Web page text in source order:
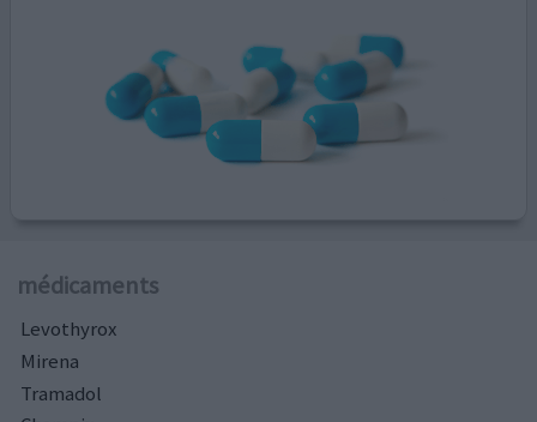
médicaments
Levothyrox
Mirena
Tramadol